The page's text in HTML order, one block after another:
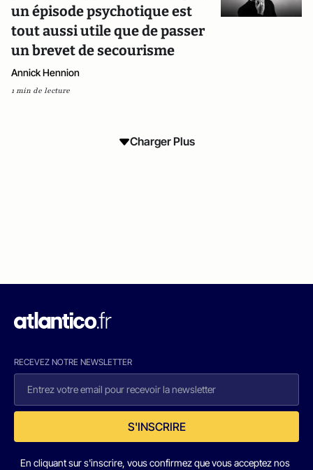
un épisode psychotique est
tout aussi utile que de passer
un brevet de secourisme
Annick Hennion
1 min de lecture
Charger Plus
RECEVEZ NOTRE NEWSLETTER
S'INSCRIRE
En cliquant sur s'inscrire, vous confirmez que vous acceptez nos